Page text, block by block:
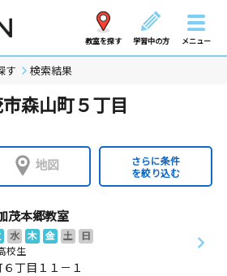
教室を探す 学習中の方 メニュー
す 検索結果
森山町５丁目
地図
さらに条件
を絞り込む
茂本郷教室
水 木 金 土
日
校生
丁目１１－１